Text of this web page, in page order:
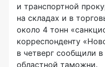
и транспортной
на складах и в
около 4 тонн
корреспонденту
в четверг сообщили
областной таможни.